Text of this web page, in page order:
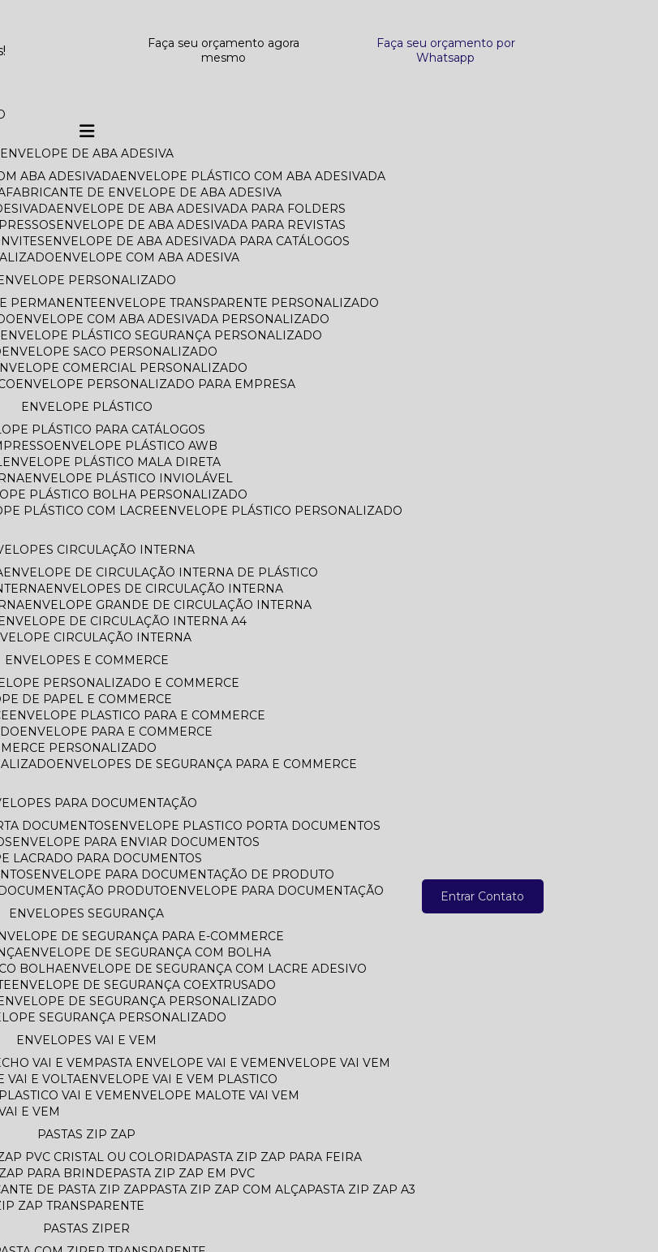
Faça seu orçamento agora
mesmo
Faça seu orçamento por
Whatsapp
ENVELOPE DE ABA ADESIVA
ABA ADESIVADA
ENVELOPE PLÁSTICO COM ABA ADESIVADA
FABRICANTE DE ENVELOPE DE ABA ADESIVA
ENVELOPE DE ABA ADESIVADA PARA FOLDERS
ENVELOPE DE ABA ADESIVADA PARA REVISTAS
ENVELOPE DE ABA ADESIVADA PARA CATÁLOGOS
ENVELOPE COM ABA ADESIVA
ENVELOPE PERSONALIZADO
PERMANENTE
ENVELOPE TRANSPARENTE PERSONALIZADO
ENVELOPE COM ABA ADESIVADA PERSONALIZADO
ENVELOPE PLÁSTICO SEGURANÇA PERSONALIZADO
ENVELOPE SACO PERSONALIZADO
ENVELOPE COMERCIAL PERSONALIZADO
ENVELOPE PERSONALIZADO PARA EMPRESA
ENVELOPE PLÁSTICO
PLÁSTICO PARA CATÁLOGOS
ENVELOPE PLÁSTICO AWB
ENVELOPE PLÁSTICO MALA DIRETA
ENVELOPE PLÁSTICO INVIOLÁVEL
PLÁSTICO BOLHA PERSONALIZADO
PLÁSTICO COM LACRE
ENVELOPE PLÁSTICO PERSONALIZADO
CIRCULAÇÃO INTERNA
ENVELOPE DE CIRCULAÇÃO INTERNA DE PLÁSTICO
ENVELOPES DE CIRCULAÇÃO INTERNA
ENVELOPE GRANDE DE CIRCULAÇÃO INTERNA
ENVELOPE DE CIRCULAÇÃO INTERNA A4
CIRCULAÇÃO INTERNA
ENVELOPES E COMMERCE
PERSONALIZADO E COMMERCE
DE PAPEL E COMMERCE
ENVELOPE PLASTICO PARA E COMMERCE
ENVELOPE PARA E COMMERCE
PERSONALIZADO
ENVELOPES DE SEGURANÇA PARA E COMMERCE
PARA DOCUMENTAÇÃO
DOCUMENTOS
ENVELOPE PLASTICO PORTA DOCUMENTOS
ENVELOPE PARA ENVIAR DOCUMENTOS
LACRADO PARA DOCUMENTOS
ENVELOPE PARA DOCUMENTAÇÃO DE PRODUTO
PRODUTO
ENVELOPE PARA DOCUMENTAÇÃO
ENVELOPES SEGURANÇA
ENVELOPE DE SEGURANÇA PARA E-COMMERCE
ENVELOPE DE SEGURANÇA COM BOLHA
BOLHA
ENVELOPE DE SEGURANÇA COM LACRE ADESIVO
ENVELOPE DE SEGURANÇA COEXTRUSADO
ENVELOPE DE SEGURANÇA PERSONALIZADO
SEGURANÇA PERSONALIZADO
ENVELOPES VAI E VEM
VAI E VEM PASTA ENVELOPE VAI E VEM
ENVELOPE VAI VEM
VAI E VOLTA
ENVELOPE VAI E VEM PLASTICO
VAI E VEM
ENVELOPE MALOTE VAI VEM
E VEM
PASTAS ZIP ZAP
PVC CRISTAL OU COLORIDA PASTA ZIP ZAP PARA FEIRA
ZAP PARA BRINDE PASTA ZIP ZAP EM PVC
DE PASTA ZIP ZAP PASTA ZIP ZAP COM ALÇA PASTA ZIP ZAP A3
ZAP TRANSPARENTE
PASTAS ZIPER
Entrar Contato